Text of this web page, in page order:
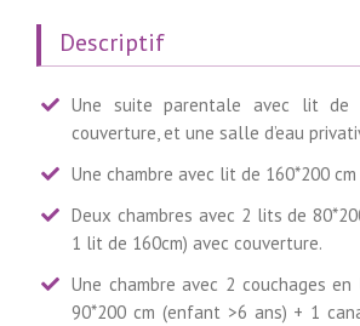
Descriptif
Une suite parentale avec lit de
couverture, et une salle d’eau
Une chambre avec lit de 160*200
Deux chambres avec 2 lits de
1 lit de 160cm) avec couverture.
Une chambre avec 2 couchages
90*200 cm (enfant >6 ans) + 1